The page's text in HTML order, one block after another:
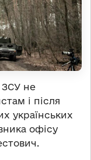
ЗСУ не
і після
українських
офісу